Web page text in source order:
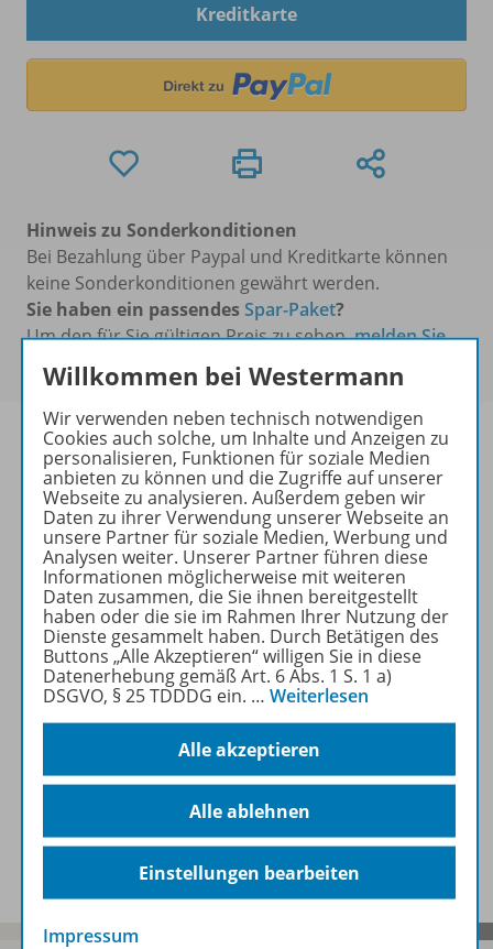
Kreditkarte
Hinweis zu Sonderkonditionen
Bei Bezahlung über Paypal und Kreditkarte können
keine Sonderkonditionen gewährt werden.
Sie haben ein passendesSpar-Paket?
Um den für Sie gültigen Preis zu sehen,melden Sie
sich bitte an
Informationen
Beschreibung
Weitere Inhalte der Ausgabe
Ergänzende Materialien
Spar-Pakete
Willkommen bei Westermann
Wir verwenden neben technisch notwendigen
Cookies auch solche, um Inhalte und Anzeigen zu
personalisieren, Funktionen für soziale Medien
anbieten zu können und die Zugriffe auf unserer
Webseite zu analysieren. Außerdem geben wir
Daten zu ihrer Verwendung unserer Webseite an
unsere Partner für soziale Medien, Werbung und
Analysen weiter. Unserer Partner führen diese
Informationen möglicherweise mit weiteren
Daten zusammen, die Sie ihnen bereitgestellt
haben oder die sie im Rahmen Ihrer Nutzung der
Dienste gesammelt haben. Durch Betätigen des
Buttons „Alle Akzeptieren“ willigen Sie in diese
Datenerhebung gemäß Art. 6 Abs. 1 S. 1 a)
DSGVO, § 25 TDDDG ein. … Weiterlesen
Alle akzeptieren
Alle ablehnen
Einstellungen bearbeiten
Impressum